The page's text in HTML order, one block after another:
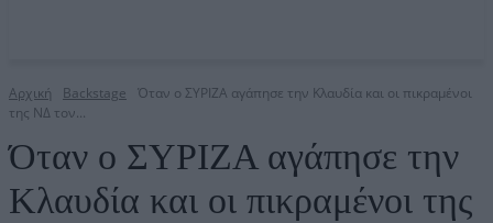
Αρχική Backstage
Όταν ο ΣΥΡΙΖΑ αγάπησε την Κλαυδία και οι πικραμένοι
της ΝΔ τον...
Όταν ο ΣΥΡΙΖΑ αγάπησε την
Κλαυδία και οι πικραμένοι της